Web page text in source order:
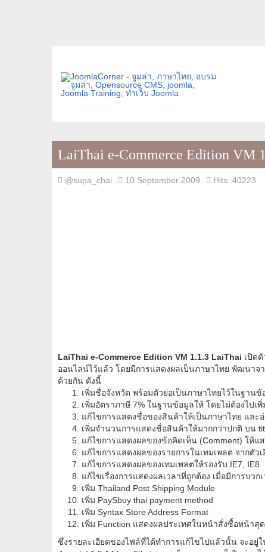
LaiThai e-Commerce Edition VM
@supa_chai 10 September 2009
Hits: 40223
LaiThai e-Commerce Edition VM 1.1.3 LaiThai เปิด
ออนไลน์ไว้แล้ว โดยมีการแสดงผลเป็นภาษาไทย พัฒนาจ
ด้วยกัน ดังนี้
เพิ่มชื่อจังหวัด พร้อมตัวย่อเป็นภาษาไทยไว้ในฐานข้
เพิ่มอัตราภาษี 7% ในฐานข้อมูลให้ โดยไม่ต้องไปเพิ่
แก้ไขการแสดงชื่อของสินค้าให้เป็นภาษาไทย และ
เพิ่มจำนวนการแสดงชื่อสินค้าให้มากกว่าปกติ บน
แก้ไขการแสดงผลของข้อคิดเห็น (Comment) ให้แ
แก้ไขการแสดงผลของรายการในเทมเพลต จากตัว
แก้ไขการแสดงผลของเทมเพลตให้รองรับ IE7, IE8
แก้ไขเรื่องการแสดงผลเวลาที่ถูกต้อง เมื่อมีการบว
เพิ่ม Thailand Post Shipping Module
เพิ่ม PaySbuy thai payment method
เพิ่ม Syntax Store Address Format
เพิ่ม Function แสดงผลประเทศในหน้าสั่งซื้อหน้าสุ
ซึ่งรายละเอียดของไฟล์ที่ได้ทำการแก้ไขไปแล้วนั้น จะอยู่